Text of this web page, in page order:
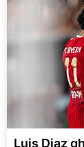
Luis Diaz